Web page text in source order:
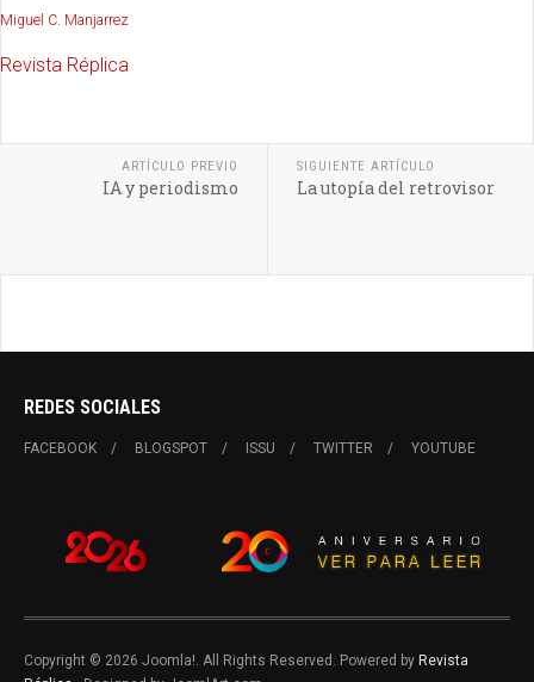
Miguel C. Manjarrez
Revista Réplica
ARTÍCULO PREVIO
IA y periodismo
SIGUIENTE ARTÍCULO
La utopía del retrovisor
REDES SOCIALES
FACEBOOK BLOGSPOT ISSU TWITTER YOUTUBE
Copyright © 2026 Joomla!. All Rights Reserved. Powered by Revista